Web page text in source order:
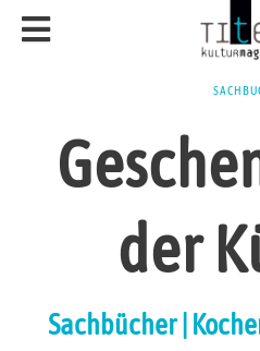
der
Sachbücher |